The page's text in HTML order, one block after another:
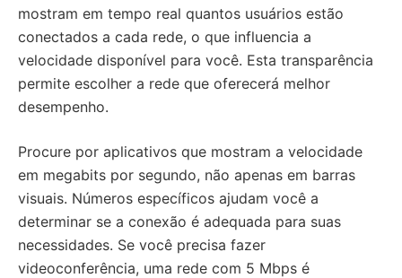
mostram em tempo real quantos usuários estão
conectados a cada rede, o que influencia a
velocidade disponível para você. Esta transparência
permite escolher a rede que oferecerá melhor
desempenho.
Procure por aplicativos que mostram a velocidade
em megabits por segundo, não apenas em barras
visuais. Números específicos ajudam você a
determinar se a conexão é adequada para suas
necessidades. Se você precisa fazer
videoconferência, uma rede com 5 Mbps é